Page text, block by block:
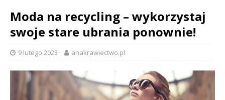
Moda na recycling – wykorzystaj
swoje stare ubrania ponownie!
9 lutego 2023 anakrawiectwo.pl